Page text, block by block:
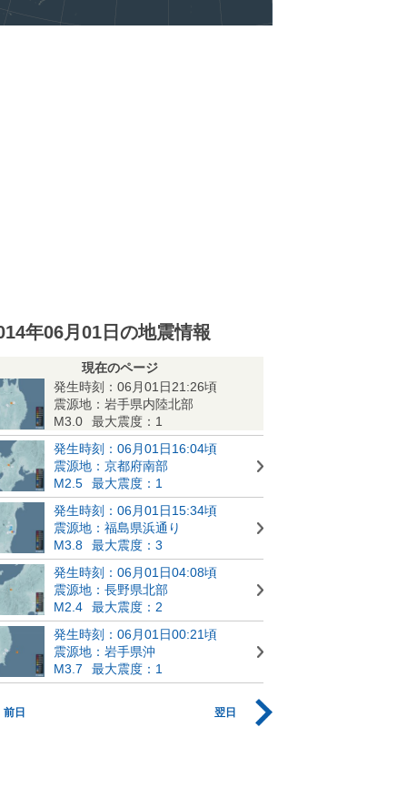
年06月01日の地震情報
現在のページ
発生時刻：06月01日21:26頃
震源地：岩手県内陸北部
M3.0
最大震度：1
発生時刻：06月01日16:04頃
震源地：京都府南部
M2.5
最大震度：1
発生時刻：06月01日15:34頃
震源地：福島県浜通り
M3.8
最大震度：3
発生時刻：06月01日04:08頃
震源地：長野県北部
M2.4
最大震度：2
発生時刻：06月01日00:21頃
震源地：岩手県沖
M3.7
最大震度：1
前日 翌日